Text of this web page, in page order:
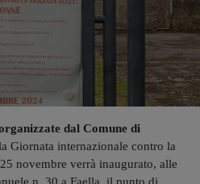
dal Comune di
Giornata internazionale contro la
novembre verrà inaugurato, alle